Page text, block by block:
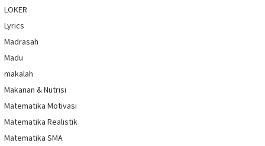
LOKER
Lyrics
Madrasah
Madu
makalah
Makanan & Nutrisi
Matematika Motivasi
Matematika Realistik
Matematika SMA